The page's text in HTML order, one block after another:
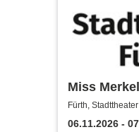
Miss
Uckermark
Fürth
Fürth,
06.11.2026 -